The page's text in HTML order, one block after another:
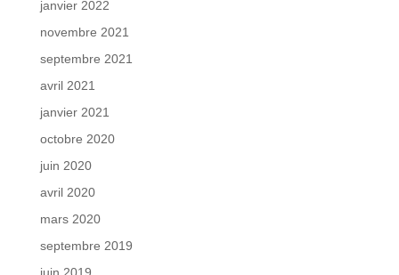
janvier 2022
novembre 2021
septembre 2021
avril 2021
janvier 2021
octobre 2020
juin 2020
avril 2020
mars 2020
septembre 2019
juin 2019